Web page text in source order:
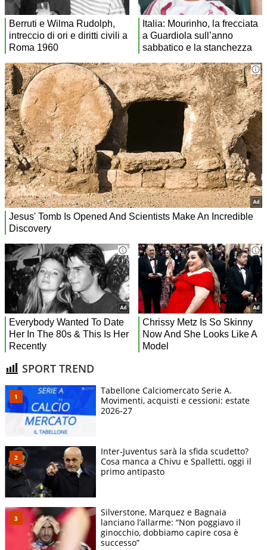
SPORT TREND
Tabellone Calciomercato Serie A.
Movimenti, acquisti e cessioni: estate
2026-27
Inter-Juventus sarà la sfida scudetto?
Cosa manca a Chivu e Spalletti, oggi il
primo antipasto
Silverstone, Marquez e Bagnaia
lanciano l’allarme: “Non poggiavo il
ginocchio, dobbiamo capire cosa è
successo”